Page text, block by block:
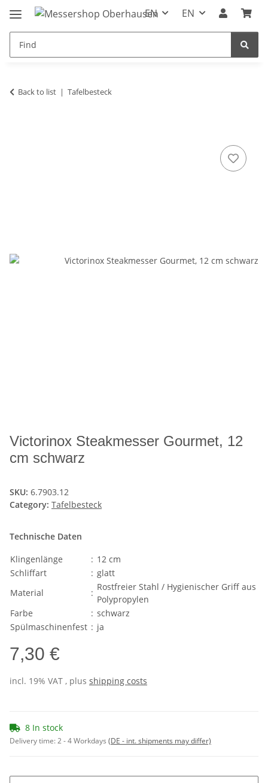
EN EN
Back to list Tafelbesteck
Victorinox Steakmesser Gourmet, 12
cm schwarz
SKU: 6.7903.12
Category: Tafelbesteck
Technische Daten
Klingenlänge
: 12 cm
Schliffart
: glatt
Material
:
Rostfreier Stahl / Hygienischer Griff aus
Polypropylen
Farbe
: schwarz
Spülmaschinenfest : ja
7,30 €
incl. 19% VAT , plus shipping costs
8 In stock
Delivery time:2 - 4 Workdays (DE - int. shipments may differ)